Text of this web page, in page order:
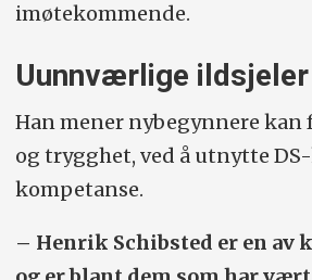
imøtekommende.
Uunnværlige ildsjeler
Han mener nybegynnere kan
og trygghet, ved å utnytte
kompetanse.
– Henrik Schibsted er en av